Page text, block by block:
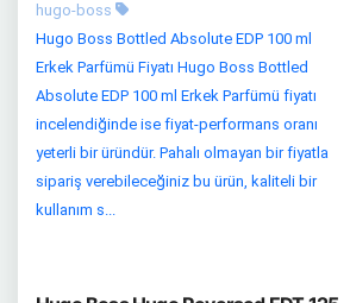
hugo-boss
Hugo Boss Bottled Absolute EDP 100 ml
Erkek Parfümü Fiyatı Hugo Boss Bottled
Absolute EDP 100 ml Erkek Parfümü fiyatı
incelendiğinde ise fiyat-performans oranı
yeterli bir üründür. Pahalı olmayan bir fiyatla
sipariş verebileceğiniz bu ürün, kaliteli bir
kullanım s...